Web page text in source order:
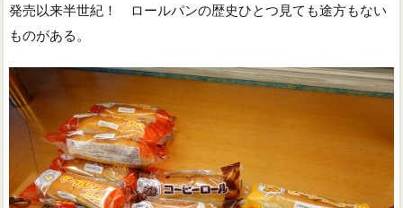
発売以来半世紀！ ロールパンの歴史ひとつ見ても途方もない
ものがある。